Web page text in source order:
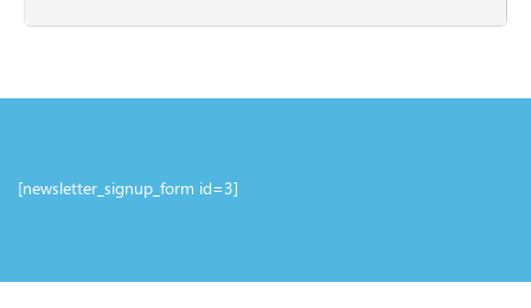
мистецтва і архітектури. 1993−1998 рр.
Докторантура Національної академії керівних
культури. Доктор мистецтвознавства.
[newsletter_signup_form id=3]